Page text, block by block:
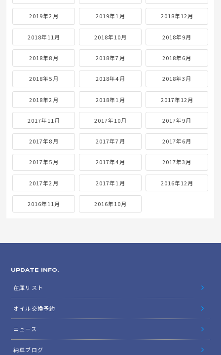
2019年2月 2019年1月 2018年12月
2018年11月 2018年10月 2018年9月
2018年8月 2018年7月 2018年6月
2018年5月 2018年4月 2018年3月
2018年2月 2018年1月 2017年12月
2017年11月 2017年10月 2017年9月
2017年8月 2017年7月 2017年6月
2017年5月 2017年4月 2017年3月
2017年2月 2017年1月 2016年12月
2016年11月 2016年10月
UPDATE INFO.
在庫リスト
オイル交換予約
ニュース
納車ブログ